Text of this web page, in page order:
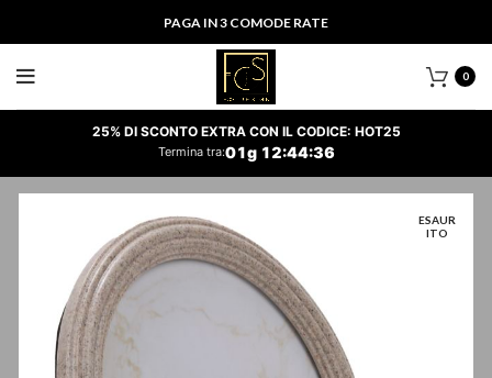
PAGA IN 3 COMODE RATE
0
25% DI SCONTO EXTRA CON IL CODICE: HOT25
Termina tra:01g 12:44:36
ESAUR
ITO